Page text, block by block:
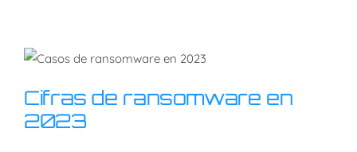
Cifras de ransomware en
Cifras de ransomware en
2023